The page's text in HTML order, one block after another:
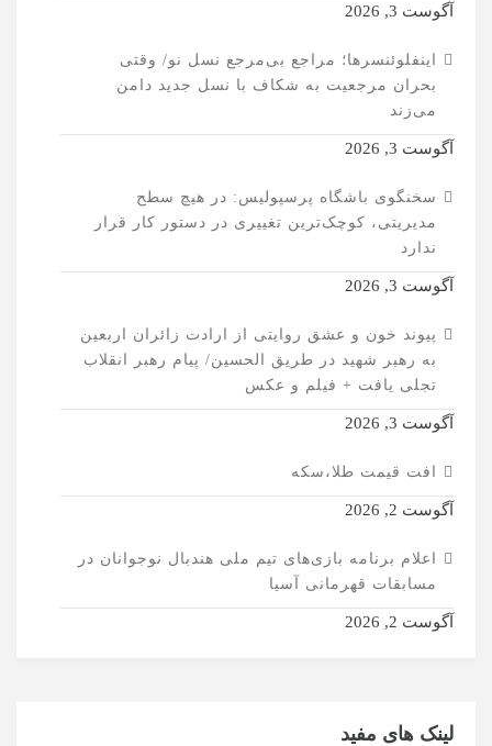
آگوست 3, 2026
اینفلوئنسرها؛ مراجع بی‌مرجع نسل نو/ وقتی
بحران مرجعیت به شکاف با نسل جدید دامن
می‌زند
آگوست 3, 2026
سخنگوی باشگاه پرسپولیس: در هیچ سطح
مدیریتی، کوچک‌ترین تغییری در دستور کار قرار
ندارد
آگوست 3, 2026
پیوند خون و عشق روایتی از ارادت زائران اربعین
به رهبر شهید در طریق الحسین/ پیام رهبر انقلاب
تجلی یافت + فیلم و عکس
آگوست 3, 2026
افت قیمت طلا،سکه
آگوست 2, 2026
اعلام برنامه بازی‌های تیم ملی هندبال نوجوانان در
مسابقات قهرمانی آسیا
آگوست 2, 2026
لینک های مفید